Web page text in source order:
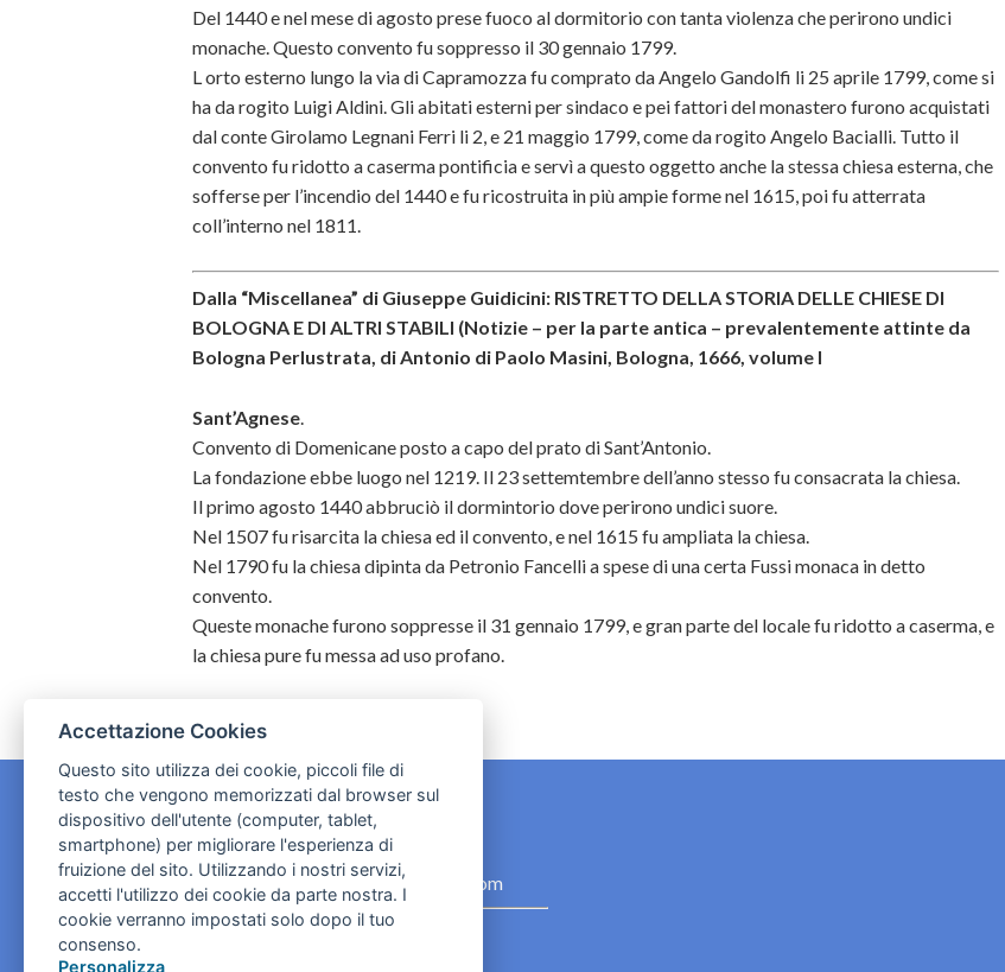
Del 1440 e nel mese di agosto prese fuoco al dormitorio con tanta violenza che perirono undici
monache. Questo convento fu soppresso il 30 gennaio 1799.
L orto esterno lungo la via di Capramozza fu comprato da Angelo Gandolfi li 25 aprile 1799, come si
ha da rogito Luigi Aldini. Gli abitati esterni per sindaco e pei fattori del monastero furono acquistati
dal conte Girolamo Legnani Ferri li 2, e 21 maggio 1799, come da rogito Angelo Bacialli. Tutto il
convento fu ridotto a caserma pontificia e servì a questo oggetto anche la stessa chiesa esterna, che
sofferse per l’incendio del 1440 e fu ricostruita in più ampie forme nel 1615, poi fu atterrata
coll’interno nel 1811.
Dalla “Miscellanea” di Giuseppe Guidicini: RISTRETTO DELLA STORIA DELLE CHIESE DI
BOLOGNA E DI ALTRI STABILI (Notizie – per la parte antica – prevalentemente attinte da
Bologna Perlustrata, di Antonio di Paolo Masini, Bologna, 1666, volume I
Sant’Agnese.
Convento di Domenicane posto a capo del prato di Sant’Antonio.
La fondazione ebbe luogo nel 1219. Il 23 settemtembre dell’anno stesso fu consacrata la chiesa.
Il primo agosto 1440 abbruciò il dormintorio dove perirono undici suore.
Nel 1507 fu risarcita la chiesa ed il convento, e nel 1615 fu ampliata la chiesa.
Nel 1790 fu la chiesa dipinta da Petronio Fancelli a spese di una certa Fussi monaca in detto
convento.
Queste monache furono soppresse il 31 gennaio 1799, e gran parte del locale fu ridotto a caserma, e
la chiesa pure fu messa ad uso profano.
CONTATTI
contact.originebologna@gmail.com
Cookies e informativa privacy
Accettazione Cookies
Questo sito utilizza dei cookie, piccoli file di
testo che vengono memorizzati dal browser sul
dispositivo dell'utente (computer, tablet,
smartphone) per migliorare l'esperienza di
fruizione del sito. Utilizzando i nostri servizi,
accetti l'utilizzo dei cookie da parte nostra. I
cookie verranno impostati solo dopo il tuo
consenso.
Personalizza